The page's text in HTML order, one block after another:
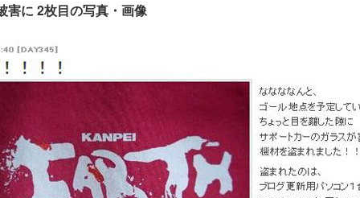
害に 2枚目の写真・画像